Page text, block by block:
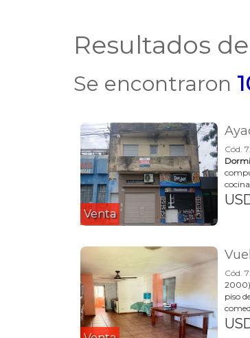
Resultados
Se encontraron
Venta
Cód.
Cód.
piso